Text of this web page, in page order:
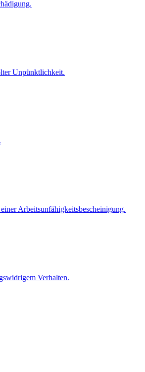
Unpünktlichkeit.
Arbeitsunfähigkeitsbescheinigung.
Verhalten.